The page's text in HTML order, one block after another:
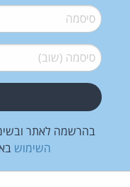
סיסמה*
סיסמה (שוב)*
בהרשמה לאתר
השימוש